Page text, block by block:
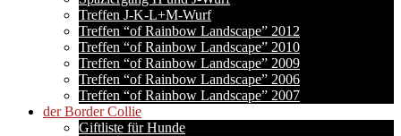
Treffen J-K-L+M-Wurf
Treffen “of Rainbow Landscape” 2012
Treffen “of Rainbow Landscape” 2010
Treffen “of Rainbow Landscape” 2009
Treffen “of Rainbow Landscape” 2006
Treffen “of Rainbow Landscape” 2007
der Border Collie
Giftliste für Hunde